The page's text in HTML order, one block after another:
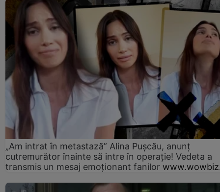
„Am intrat în metastază” Alina Pușcău, anunț
cutremurător înainte să intre în operație! Vedeta a
transmis un mesaj emoționant fanilor